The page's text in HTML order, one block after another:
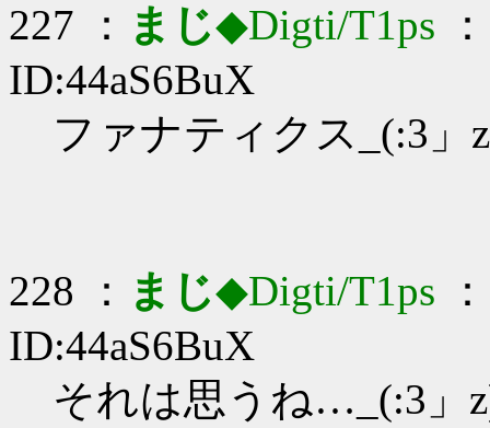
227 ： まじ◆Digti/T1ps
ID:44aS6BuX
ファナティクス_(:3」
228 ： まじ◆Digti/T1ps
ID:44aS6BuX
それは思うね…_(:3」